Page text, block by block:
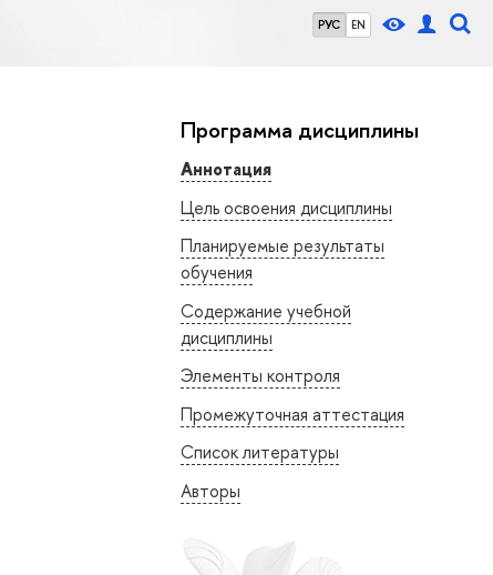
РУС EN
Программа дисциплины
Аннотация
Цель освоения дисциплины
Планируемые результаты
обучения
Содержание учебной
дисциплины
Элементы контроля
Промежуточная аттестация
Список литературы
Авторы